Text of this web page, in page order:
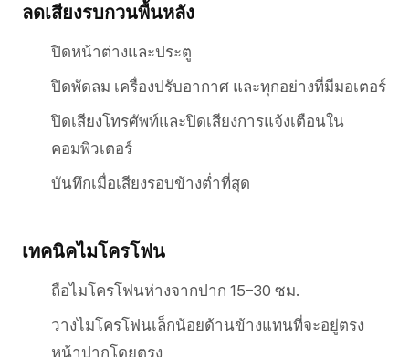
ลดเสียงรบกวนพื้นหลัง
ปิดหน้าต่างและประตู
ปิดพัดลม เครื่องปรับอากาศ และทุกอย่างที่มีมอเตอร์
ปิดเสียงโทรศัพท์และปิดเสียงการแจ้งเตือนใน
คอมพิวเตอร์
บันทึกเมื่อเสียงรอบข้างต่ำที่สุด
เทคนิคไมโครโฟน
ถือไมโครโฟนห่างจากปาก 15–30 ซม.
วางไมโครโฟนเล็กน้อยด้านข้างแทนที่จะอยู่ตรง
หน้าปากโดยตรง